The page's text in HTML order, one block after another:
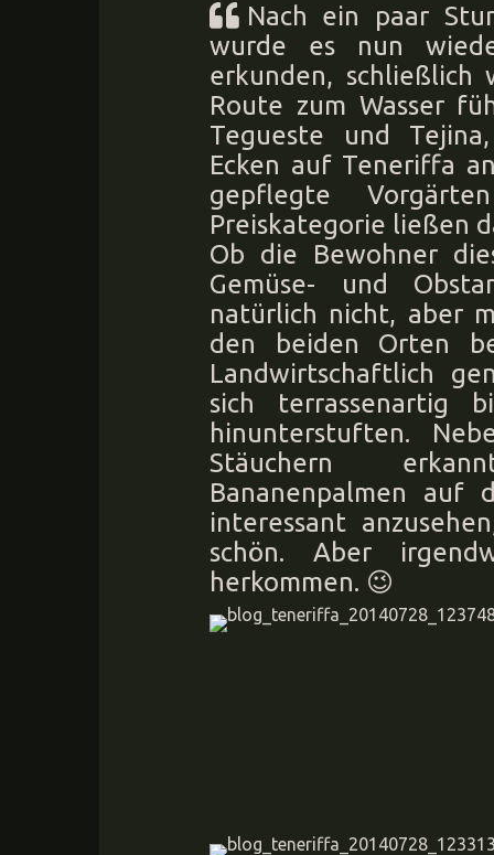
Nach ein paar
wurde es nun
erkunden, schließlich
Route zum Wasser
Tegueste und
Ecken auf Teneriffa
gepflegte
Preiskategorie ließen
Ob die Bewohner
Gemüse- und
natürlich nicht, aber
den beiden Orten
Landwirtschaftlich
sich terrassenartig
hinunterstuften.
Stäuchern
Bananenpalmen auf
interessant
schön. Aber
herkommen. 😉